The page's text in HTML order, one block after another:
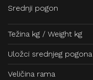
Srednji pogon
Težina kg / Weight kg
Uložci srednjeg pogona
Veličina rama